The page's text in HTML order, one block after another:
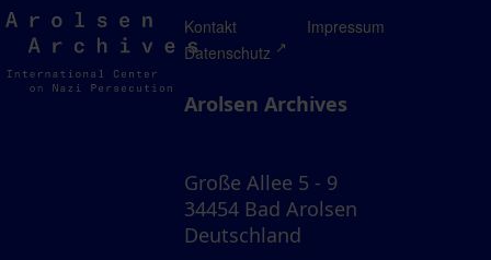
Arolsen
Archives
Kontakt
Impressum
Datenschutz
Arolsen Archives
Große Allee 5 - 9
34454 Bad Arolsen
Deutschland